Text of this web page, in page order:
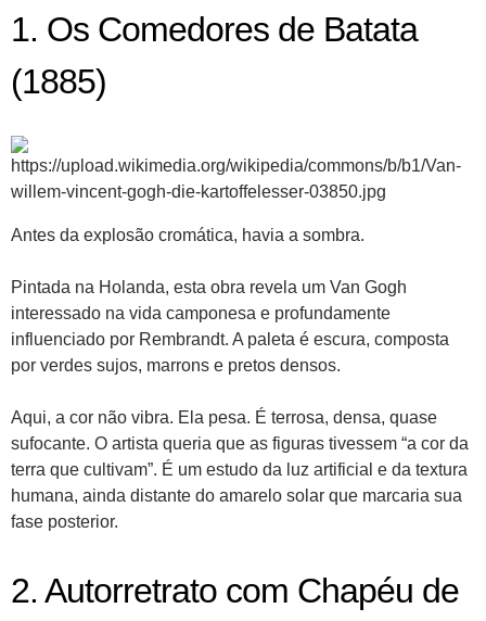
1. Os Comedores de Batata
(1885)
Antes da explosão cromática, havia a sombra.
Pintada na Holanda, esta obra revela um Van Gogh
interessado na vida camponesa e profundamente
influenciado por Rembrandt. A paleta é escura, composta
por verdes sujos, marrons e pretos densos.
Aqui, a cor não vibra. Ela pesa. É terrosa, densa, quase
sufocante. O artista queria que as figuras tivessem “a cor da
terra que cultivam”. É um estudo da luz artificial e da textura
humana, ainda distante do amarelo solar que marcaria sua
fase posterior.
2. Autorretrato com Chapéu de